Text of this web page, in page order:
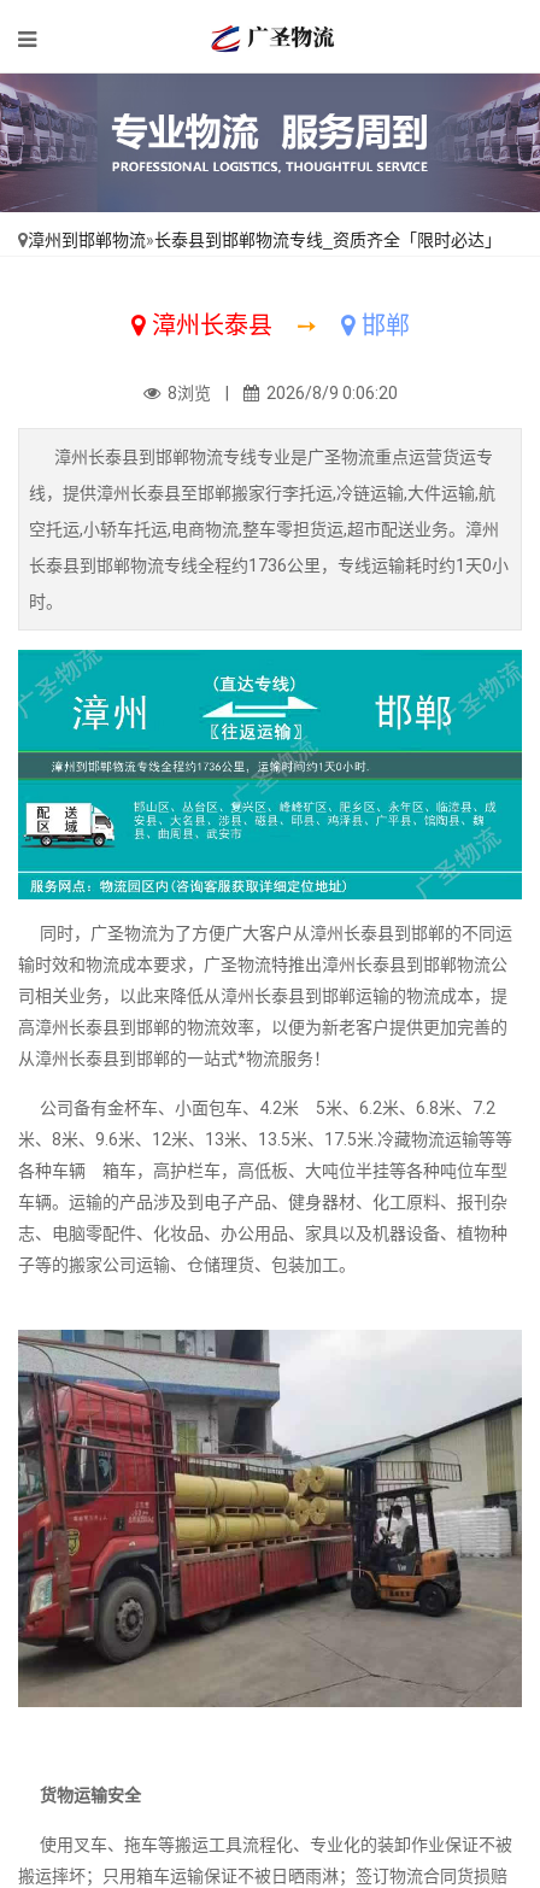
漳州到邯郸物流»长泰县到邯郸物流专线_资质齐全「限时必达」
漳州长泰县 ➙ 邯郸
8浏览 | 2026/8/9 0:06:20
漳州长泰县到邯郸物流专线专业是广圣物流重点运营货运专
线，提供漳州长泰县至邯郸搬家行李托运,冷链运输,大件运输,航
空托运,小轿车托运,电商物流,整车零担货运,超市配送业务。漳州
长泰县到邯郸物流专线全程约1736公里，专线运输耗时约1天0小
时。
同时，广圣物流为了方便广大客户从漳州长泰县到邯郸的不同运
输时效和物流成本要求，广圣物流特推出漳州长泰县到邯郸物流公
司相关业务，以此来降低从漳州长泰县到邯郸运输的物流成本，提
高漳州长泰县到邯郸的物流效率，以便为新老客户提供更加完善的
从漳州长泰县到邯郸的一站式*物流服务！
公司备有金杯车、小面包车、4.2米 5米、6.2米、6.8米、7.2
米、8米、9.6米、12米、13米、13.5米、17.5米.冷藏物流运输等等
各种车辆 箱车，高护栏车，高低板、大吨位半挂等各种吨位车型
车辆。运输的产品涉及到电子产品、健身器材、化工原料、报刊杂
志、电脑零配件、化妆品、办公用品、家具以及机器设备、植物种
子等的搬家公司运输、仓储理货、包装加工。
货物运输安全
使用叉车、拖车等搬运工具流程化、专业化的装卸作业保证不被
搬运摔坏；只用箱车运输保证不被日晒雨淋；签订物流合同货损赔